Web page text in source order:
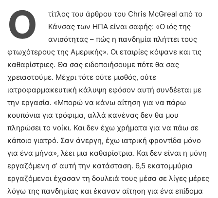
Ο
τίτλος του άρθρου του Chris McGreal από το
Κάνσας των ΗΠΑ είναι σαφής: «Ο ιός της
ανισότητας – πώς η πανδημία πλήττει τους
φτωχότερους της Αμερικής». Οι εταιρίες κόψανε και τις
καθαρίστριες. Θα σας ειδοποιήσουμε πότε θα σας
χρειαστούμε. Μέχρι τότε ούτε μισθός, ούτε
ιατροφαρμακευτική κάλυψη εφόσον αυτή συνδέεται με
την εργασία. «Μπορώ να κάνω αίτηση για να πάρω
κουπόνια για τρόφιμα, αλλά κανένας δεν θα μου
πληρώσει το νοίκι. Και δεν έχω χρήματα για να πάω σε
κάποιο γιατρό. Σαν άνεργη, έχω ιατρική φροντίδα μόνο
για ένα μήνα», λέει μια καθαρίστρια. Και δεν είναι η μόνη
εργαζόμενη σ’ αυτή την κατάσταση. 6,5 εκατομμύρια
εργαζόμενοι έχασαν τη δουλειά τους μέσα σε λίγες μέρες
λόγω της πανδημίας και έκαναν αίτηση για ένα επίδομα